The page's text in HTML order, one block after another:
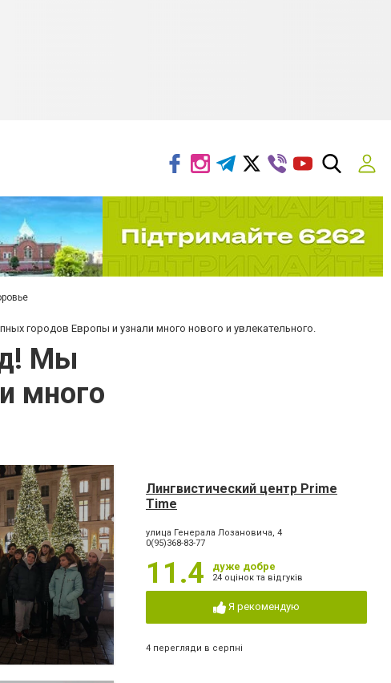
городов Европы и узнали много нового и увлекательного.
Мы
много
Лингвистический центр Prime
Time
улица Генерала Лозановича, 4
0(95)368-83-77
11.4 дуже добре
24 оцінок та відгуків
Я рекомендую
4 перегляди в серпні